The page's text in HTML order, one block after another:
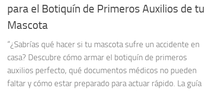
para el Botiquín de Primeros Auxilios de tu
Mascota
“¿Sabrías qué hacer si tu mascota sufre un accidente en
casa? Descubre cómo armar el botiquín de primeros
auxilios perfecto, qué documentos médicos no pueden
faltar y cómo estar preparado para actuar rápido. La guía